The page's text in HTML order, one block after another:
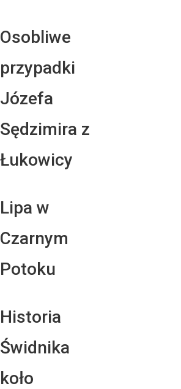
Osobliwe
przypadki
Józefa
Sędzimira z
Łukowicy
Lipa w
Czarnym
Potoku
Historia
Świdnika
koło